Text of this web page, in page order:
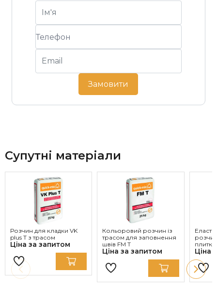
Замовити
Супутні матеріали
Розчин для кладки VK
plus T з трасом
Ціна за запитом
Кольоровий розчин із
трасом для заповнення
швів FM T
Ціна за запитом Ціна